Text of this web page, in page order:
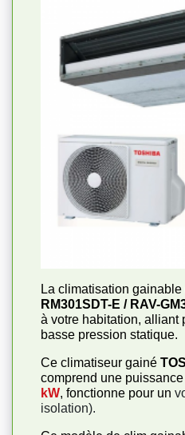
La climatisation
RM301SDT-E / RAV-
à votre habitation, alliant
basse pression statique.
Ce climatiseur gainé
comprend une
kW, fonctionne pour un
isolation).